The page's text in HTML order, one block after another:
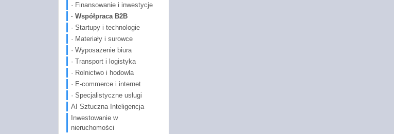
· Finansowanie i inwestycje
· Współpraca B2B
· Startupy i technologie
· Materiały i surowce
· Wyposażenie biura
· Transport i logistyka
· Rolnictwo i hodowla
· E-commerce i internet
· Specjalistyczne usługi
AI Sztuczna Inteligencja
Inwestowanie w
nieruchomości